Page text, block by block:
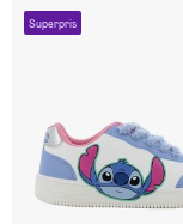
Superpris